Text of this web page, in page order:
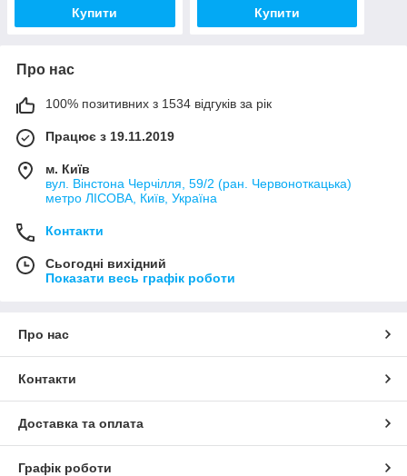
Купити Купити
Про нас
100% позитивних з 1534 відгуків за рік
Працює з 19.11.2019
м. Київ
вул. Вінстона Черчілля, 59/2 (ран. Червоноткацька)
метро ЛІСОВА, Київ, Україна
Контакти
Сьогодні вихідний
Показати весь графік роботи
Про нас
Контакти
Доставка та оплата
Графік роботи